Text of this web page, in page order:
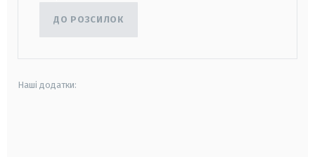
ДО РОЗСИЛОК
Наші додатки: